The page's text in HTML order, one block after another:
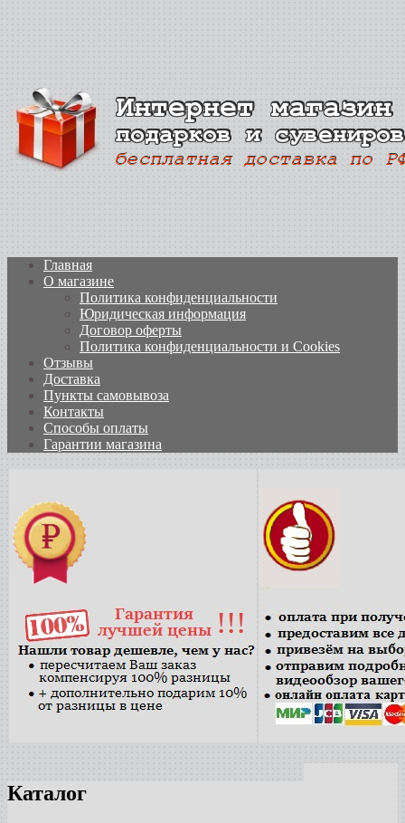
Главная
О магазине
Политика конфиденциальности
Юридическая информация
Договор оферты
Политика конфиденциальности и Cookies
Отзывы
Доставка
Пункты самовывоза
Контакты
Способы оплаты
Гарантии магазина
Каталог